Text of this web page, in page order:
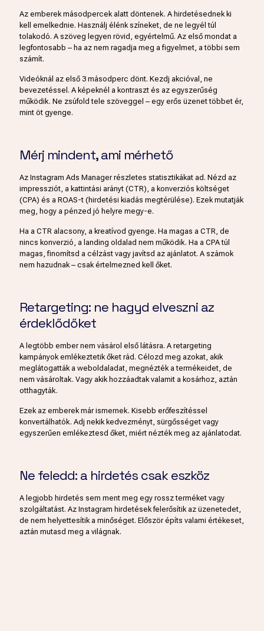
Az emberek másodpercek alatt döntenek. A hirdetésednek ki
kell emelkednie. Használj élénk színeket, de ne legyél túl
tolakodó. A szöveg legyen rövid, egyértelmű. Az első mondat a
legfontosabb – ha az nem ragadja meg a figyelmet, a többi sem
számít.
Videóknál az első 3 másodperc dönt. Kezdj akcióval, ne
bevezetéssel. A képeknél a kontraszt és az egyszerűség
működik. Ne zsúfold tele szöveggel – egy erős üzenet többet ér,
mint öt gyenge.
Mérj mindent, ami mérhető
Az Instagram Ads Manager részletes statisztikákat ad. Nézd az
impressziót, a kattintási arányt (CTR), a konverziós költséget
(CPA) és a ROAS-t (hirdetési kiadás megtérülése). Ezek mutatják
meg, hogy a pénzed jó helyre megy-e.
Ha a CTR alacsony, a kreatívod gyenge. Ha magas a CTR, de
nincs konverzió, a landing oldalad nem működik. Ha a CPA túl
magas, finomítsd a célzást vagy javítsd az ajánlatot. A számok
nem hazudnak – csak értelmezned kell őket.
Retargeting: ne hagyd elveszni az
érdeklődőket
A legtöbb ember nem vásárol első látásra. A retargeting
kampányok emlékeztetik őket rád. Célozd meg azokat, akik
meglátogatták a weboldaladat, megnézték a termékeidet, de
nem vásároltak. Vagy akik hozzáadtak valamit a kosárhoz, aztán
otthagyták.
Ezek az emberek már ismernek. Kisebb erőfeszítéssel
konvertálhatók. Adj nekik kedvezményt, sürgősséget vagy
egyszerűen emlékeztesd őket, miért nézték meg az ajánlatodat.
Ne feledd: a hirdetés csak eszköz
A legjobb hirdetés sem ment meg egy rossz terméket vagy
szolgáltatást. Az Instagram hirdetések felerősítik az üzenetedet,
de nem helyettesítik a minőséget. Először építs valami értékeset,
aztán mutasd meg a világnak.